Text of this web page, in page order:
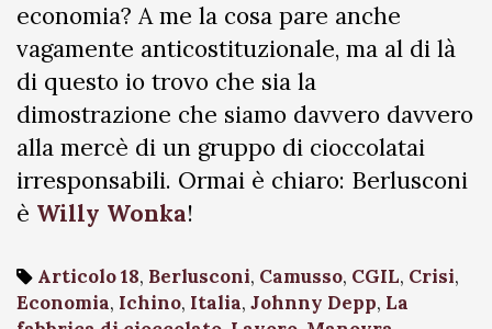
economia? A me la cosa pare anche
vagamente anticostituzionale, ma al di là
di questo io trovo che sia la
dimostrazione che siamo davvero davvero
alla mercè di un gruppo di cioccolatai
irresponsabili. Ormai è chiaro: Berlusconi
è Willy Wonka!
Articolo 18, Berlusconi, Camusso, CGIL, Crisi,
Economia, Ichino, Italia, Johnny Depp, La